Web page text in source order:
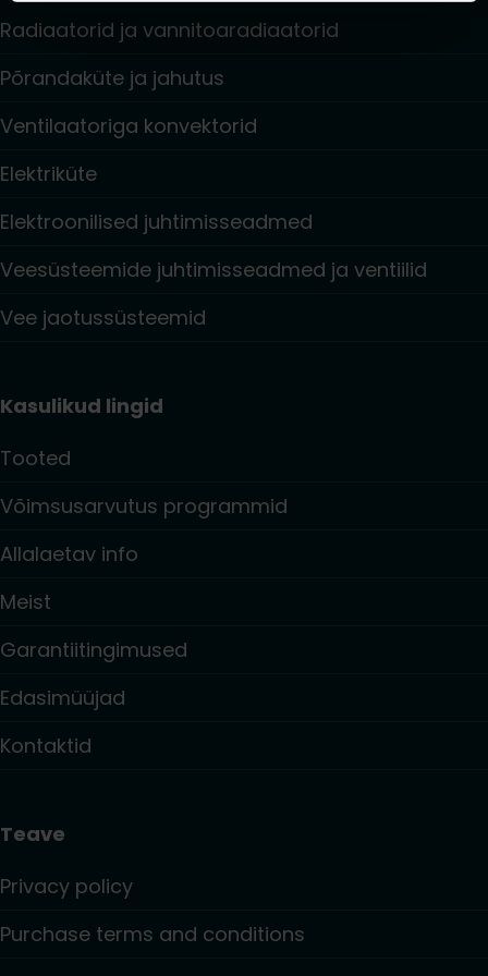
Radiaatorid ja vannitoaradiaatorid
Põrandaküte ja jahutus
Ventilaatoriga konvektorid
Elektriküte
Elektroonilised juhtimisseadmed
Veesüsteemide juhtimisseadmed ja ventiilid
Vee jaotussüsteemid
Kasulikud lingid
Tooted
Võimsusarvutus programmid
Allalaetav info
Meist
Garantiitingimused
Edasimüüjad
Kontaktid
Teave
Privacy policy
Purchase terms and conditions